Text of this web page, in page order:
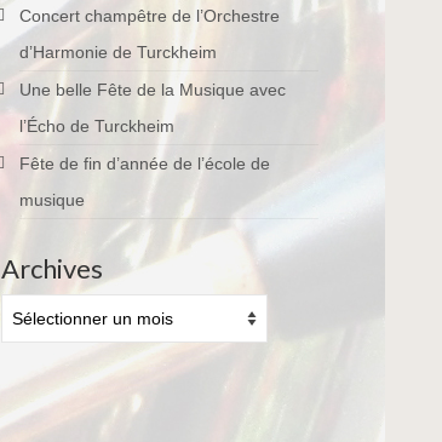
Concert champêtre de l’Orchestre
d’Harmonie de Turckheim
Une belle Fête de la Musique avec
l’Écho de Turckheim
Fête de fin d’année de l’école de
musique
Archives